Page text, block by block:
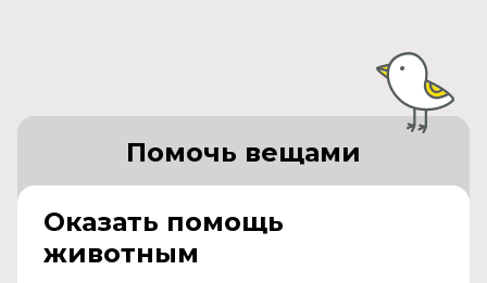
Оказать помощь
животным
Помочь вещами